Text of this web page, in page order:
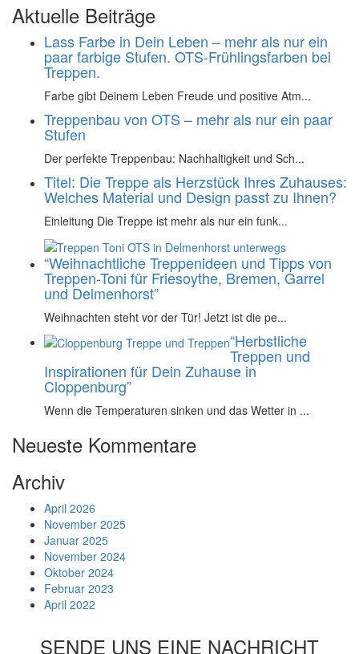
Aktuelle Beiträge
Lass Farbe in Dein Leben – mehr als nur ein
paar farbige Stufen. OTS-Frühlingsfarben bei
Treppen.
Farbe gibt Deinem Leben Freude und positive Atm...
Treppenbau von OTS – mehr als nur ein paar
Stufen
Der perfekte Treppenbau: Nachhaltigkeit und Sch...
Titel: Die Treppe als Herzstück Ihres Zuhauses:
Welches Material und Design passt zu Ihnen?
Einleitung Die Treppe ist mehr als nur ein funk...
“Weihnachtliche Treppenideen und Tipps von
Treppen-Toni für Friesoythe, Bremen, Garrel
und Delmenhorst”
Weihnachten steht vor der Tür! Jetzt ist die pe...
“Herbstliche
Treppen und
Inspirationen für Dein Zuhause in
Cloppenburg”
Wenn die Temperaturen sinken und das Wetter in ...
Neueste Kommentare
Archiv
April 2026
November 2025
Januar 2025
November 2024
Oktober 2024
Februar 2023
April 2022
SENDE UNS EINE NACHRICHT